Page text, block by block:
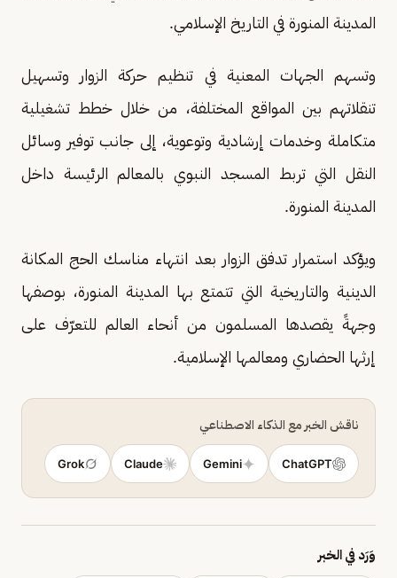
المدينة المنورة في التاريخ الإسلامي.
وتسهم الجهات المعنية في تنظيم حركة الزوار وتسهيل
تنقلاتهم بين المواقع المختلفة، من خلال خطط تشغيلية
متكاملة وخدمات إرشادية وتوعوية، إلى جانب توفير وسائل
النقل التي تربط المسجد النبوي بالمعالم الرئيسة داخل
المدينة المنورة.
ويؤكد استمرار تدفق الزوار بعد انتهاء مناسك الحج المكانة
الدينية والتاريخية التي تتمتع بها المدينة المنورة، بوصفها
وجهةً يقصدها المسلمون من أنحاء العالم للتعرّف على
إرثها الحضاري ومعالمها الإسلامية.
ناقش الخبر مع الذكاء الاصطناعي
ChatGPT
Gemini
Claude
Grok
وَرَد في الخبر